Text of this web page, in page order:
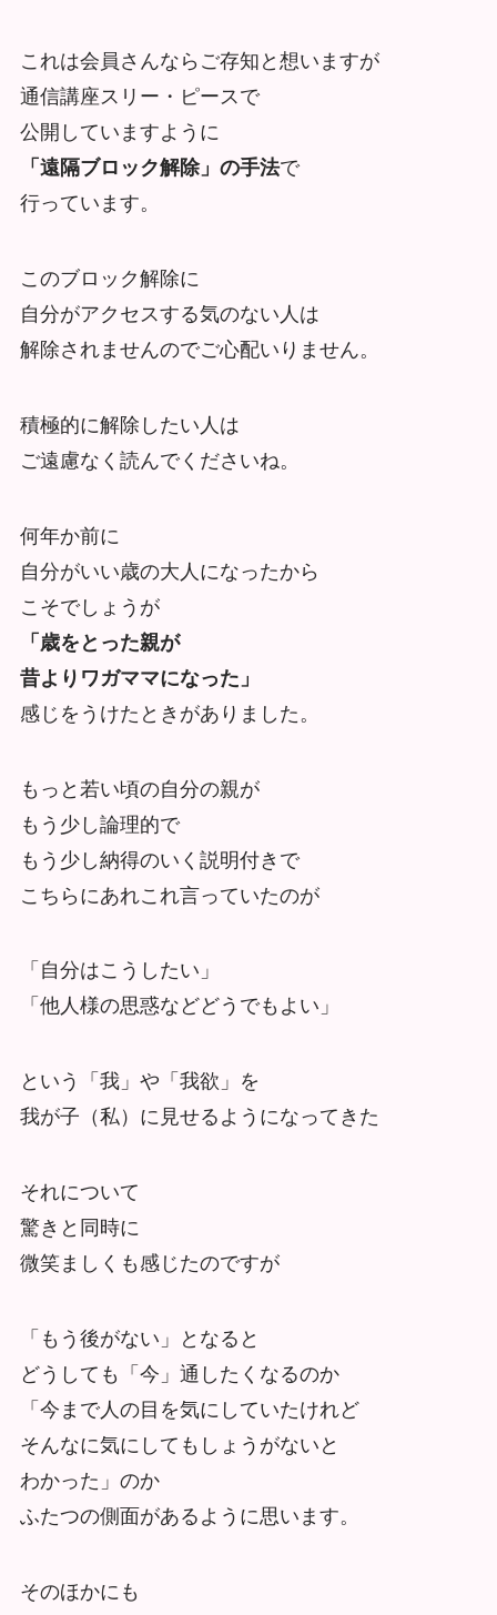
これは会員さんならご存知と想いますが
通信講座スリー・ピースで
公開していますように
「遠隔ブロック解除」の手法で
行っています。
このブロック解除に
自分がアクセスする気のない人は
解除されませんのでご心配いりません。
積極的に解除したい人は
ご遠慮なく読んでくださいね。
何年か前に
自分がいい歳の大人になったから
こそでしょうが
「歳をとった親が
昔よりワガママになった」
感じをうけたときがありました。
もっと若い頃の自分の親が
もう少し論理的で
もう少し納得のいく説明付きで
こちらにあれこれ言っていたのが
「自分はこうしたい」
「他人様の思惑などどうでもよい」
という「我」や「我欲」を
我が子（私）に見せるようになってきた
それについて
驚きと同時に
微笑ましくも感じたのですが
「もう後がない」となると
どうしても「今」通したくなるのか
「今まで人の目を気にしていたけれど
そんなに気にしてもしょうがないと
わかった」のか
ふたつの側面があるように思います。
そのほかにも